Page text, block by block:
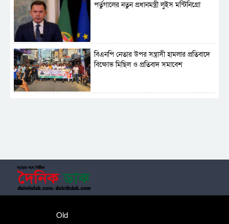
পর্তুগালের নতুন প্রধানমন্ত্রী লুইস মন্টিনিগ্রো
বিএনপি নেতার উপর সন্ত্রাসী হামলার প্রতিবাদে
বিক্ষোভ মিছিল ও প্রতিবাদ সমাবেশ
Old